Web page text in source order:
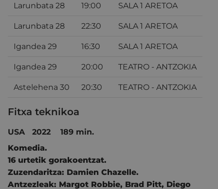
Larunbata 28 19:00 SALA 1 ARETOA
Larunbata 28 22:30 SALA 1 ARETOA
Igandea 29 16:30 SALA 1 ARETOA
Igandea 29 20:00 TEATRO - ANTZOKIA
Astelehena 30 20:30 TEATRO - ANTZOKIA
Fitxa teknikoa
USA 2022 189 min.
Komedia.
16 urtetik gorakoentzat.
Zuzendaritza: Damien Chazelle.
Antzezleak: Margot Robbie, Brad Pitt, Diego